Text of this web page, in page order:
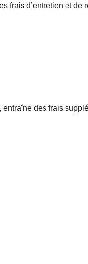
frais d’entretien et de
des frais